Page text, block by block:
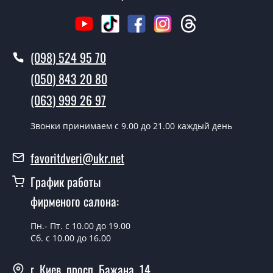
Вызов замерщика-консультанта стоит 500 грн.
Вы производите установку
межкомнатных дверей ТМ Фаворит?
Да производим. Монтаж межкомнатных дверей ТМ
Фаворит производится согласно очереди, во все дни
кроме воскресенья.
Techno-98?
Стоимость установки дверей Techno-98 - от 1800 грн.
Можно на сегодня вызвать
замерщика?
Да можно.
У вас есть в наличии готовые
(098) 524 95 70
(050) 843 20 80
(063) 999 26 97
Звонки принимаем c 9.00 до 21.00 каждый день
favoritdveri@ukr.net
График работы
фирменого салона:
Пн.- Пт. с 10.00 до 19.00
Сб. с 10.00 до 16.00
г. Киев, просп. Бажана, 14